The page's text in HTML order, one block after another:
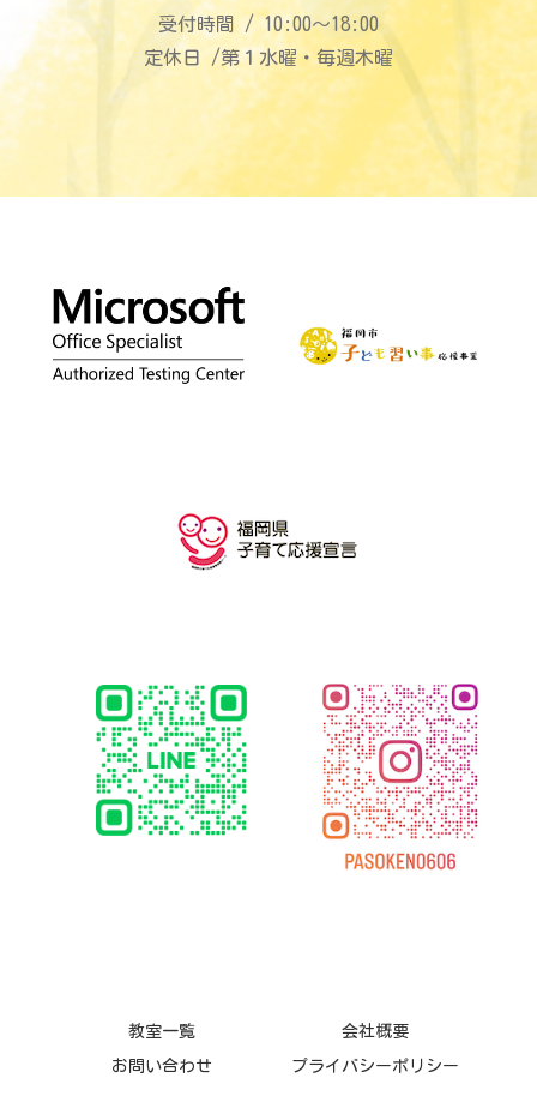
受付時間 / 10:00〜18:00
定休日 /第１水曜・毎週木曜
教室一覧 会社概要
お問い合わせ プライバシーポリシー